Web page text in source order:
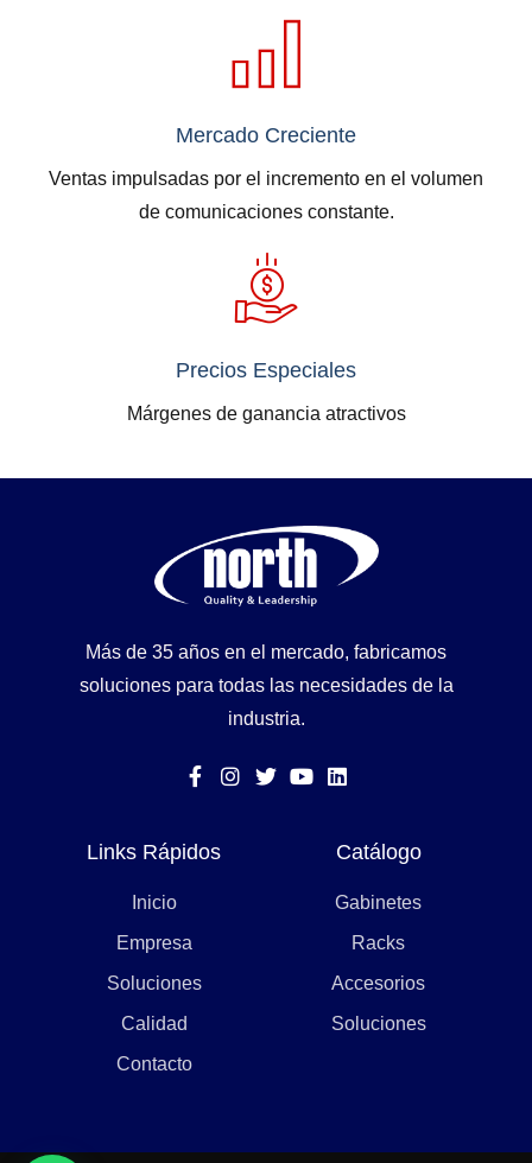
Mercado Creciente
Ventas impulsadas por el incremento en el volumen
de comunicaciones constante.
Precios Especiales
Márgenes de ganancia atractivos
Más de 35 años en el mercado, fabricamos
soluciones para todas las necesidades de la
industria.
Links Rápidos
Inicio
Empresa
Soluciones
Calidad
Contacto
Catálogo
Gabinetes
Racks
Accesorios
Soluciones